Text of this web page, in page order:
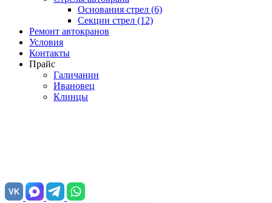
Основания стрел (6)
Секции стрел (12)
Ремонт автокранов
Условия
Контакты
Прайс
Галичанин
Ивановец
Клинцы
VK